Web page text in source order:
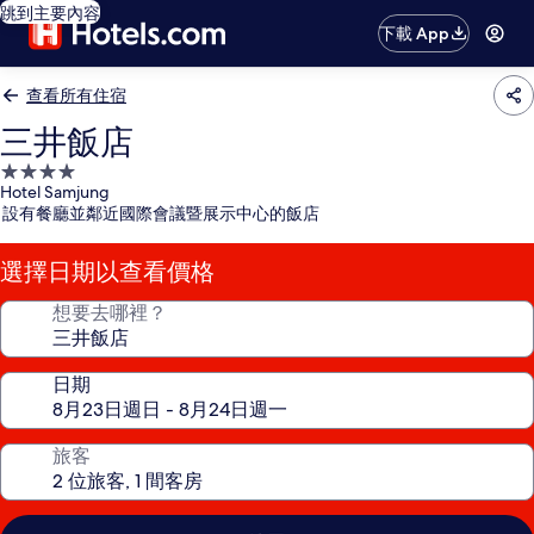
跳到主要內容
下載 App
查看所有住宿
三井飯店
4.0
星
級
住
宿
Hotel Samjung
設有餐廳並鄰近國際會議暨展示中心的飯店
選擇日期以查看價格
想要去哪裡？
日期
旅客